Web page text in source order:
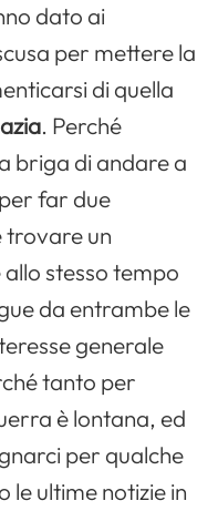
dato ai
per mettere la
di quella
. Perché
briga di andare a
far due
trovare un
stesso tempo
da entrambe le
generale
tanto per
è lontana, ed
per qualche
le ultime notizie in